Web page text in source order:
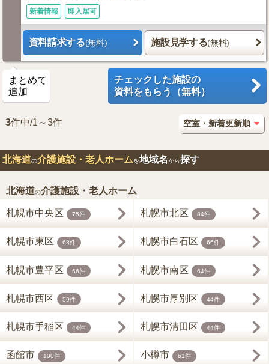
新着情報 即入居可
資料請求する(無料) 施設見学する(無料)
まとめて
追加
チェックした施設の
資料をもらう（無料）
3件中/1～3件
北海道の介護施設・老人ホームを地域名から探す
北海道の介護施設・老人ホーム
札幌市中央区 75件 札幌市北区 84件
札幌市東区 68件 札幌市白石区 66件
札幌市豊平区 66件 札幌市南区 64件
札幌市西区 59件 札幌市厚別区 44件
札幌市手稲区 44件 札幌市清田区 44件
函館市 100件 小樽市 61件